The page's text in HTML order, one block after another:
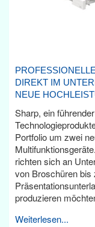
DIREKT IM
NEUE
Sharp, ein
Portfolio um zwei
richten sich an
von Broschüren bis
produzieren
Weiterlesen...